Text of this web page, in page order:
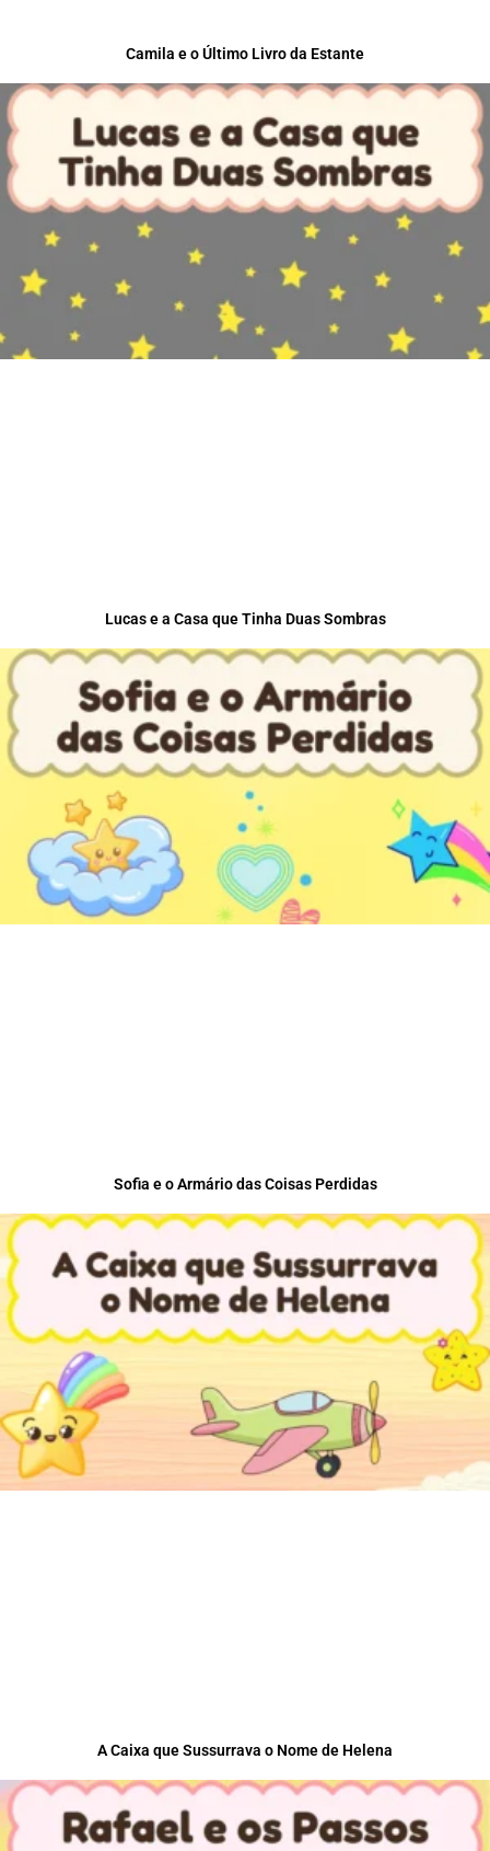
Camila e o Último Livro da Estante
Lucas e a Casa que Tinha Duas Sombras
Sofia e o Armário das Coisas Perdidas
A Caixa que Sussurrava o Nome de Helena